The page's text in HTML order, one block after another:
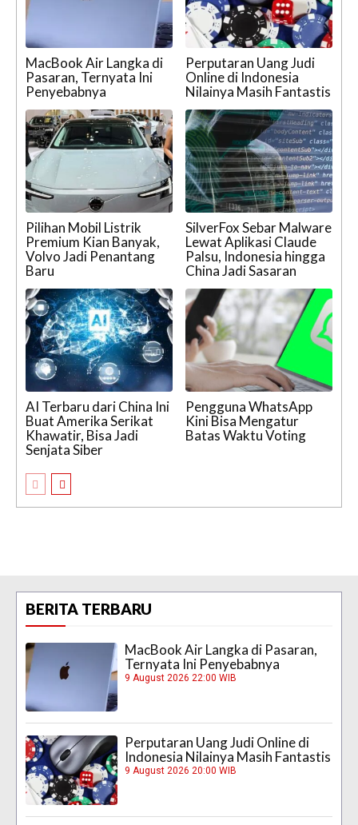
MacBook Air Langka di
Pasaran, Ternyata Ini
Penyebabnya
Perputaran Uang Judi
Online di Indonesia
Nilainya Masih Fantastis
Pilihan Mobil Listrik
Premium Kian Banyak,
Volvo Jadi Penantang
Baru
SilverFox Sebar Malware
Lewat Aplikasi Claude
Palsu, Indonesia hingga
China Jadi Sasaran
AI Terbaru dari China Ini
Buat Amerika Serikat
Khawatir, Bisa Jadi
Senjata Siber
Pengguna WhatsApp
Kini Bisa Mengatur
Batas Waktu Voting
BERITA TERBARU
MacBook Air Langka di Pasaran,
Ternyata Ini Penyebabnya
9 August 2026 22:00 WIB
Perputaran Uang Judi Online di
Indonesia Nilainya Masih Fantastis
9 August 2026 20:00 WIB